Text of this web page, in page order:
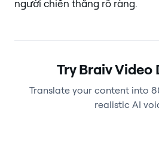
người chiến thắng rõ ràng.
Try Braiv Video
Translate your content into
realistic AI